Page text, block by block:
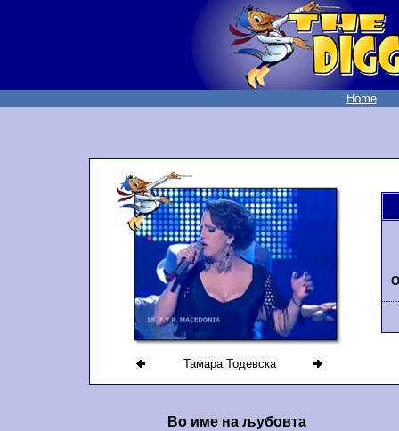
Home
Тамара Тодевска
Во име на љубовта